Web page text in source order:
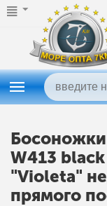
W413
"Violeta"
прямого